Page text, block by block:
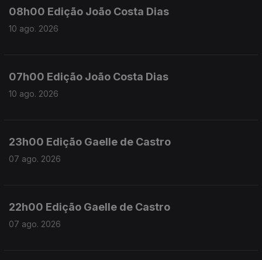
08h00 Edição João Costa Dias
10 ago. 2026
07h00 Edição João Costa Dias
10 ago. 2026
23h00 Edição Gaelle de Castro
07 ago. 2026
22h00 Edição Gaelle de Castro
07 ago. 2026